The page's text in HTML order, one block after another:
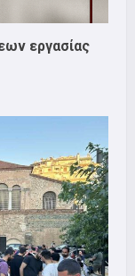
εργασίας